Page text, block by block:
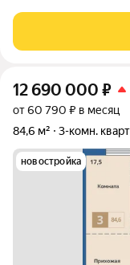
Площадь: (22,7кв.м.)
ремонта. Ниша под
12 690 000 ₽
от 60 790 ₽ в месяц
84,6 м²
3-комн.
новостройка